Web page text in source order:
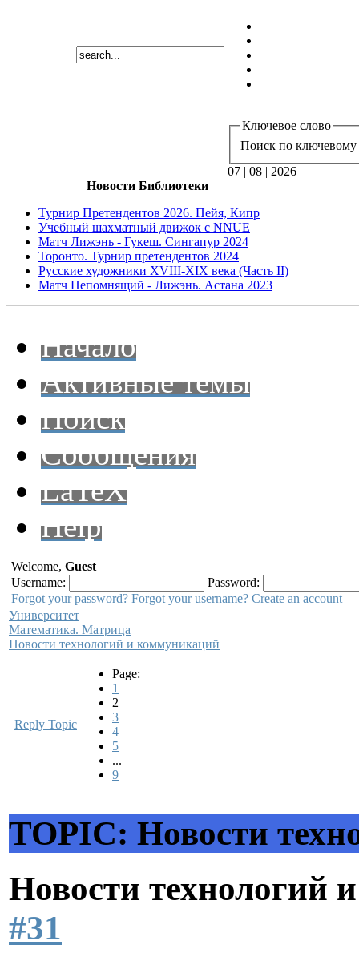
Ключевое слово
Поиск по ключевому
07 | 08 | 2026
Новости Библиотеки
Турнир Претендентов 2026. Пейя, Кипр
Учебный шахматный движок с NNUE
Матч Лижэнь - Гукеш. Сингапур 2024
Торонто. Турнир претендентов 2024
Русские художники XVIII-XIX века (Часть II)
Матч Непомнящий - Лижэнь. Астана 2023
Начало
Активные темы
Поиск
Сообщения
LaTeX
Help
Welcome, Guest
Username:
Password:
Forgot your password? Forgot your username? Create an account
Университет
Математика. Матрица
Новости технологий и коммуникаций
Reply Topic
Page:
1
2
3
4
5
...
9
TOPIC: Новости
Новости технологий
#31